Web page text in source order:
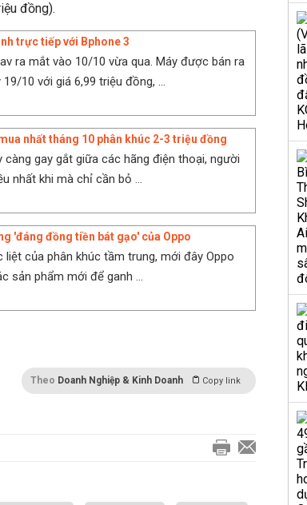
đồng).
trực tiếp với Bphone 3
ra mắt vào 10/10 vừa qua. Máy được bán ra
10 với giá 6,99 triệu đồng, ...
nhất tháng 10 phân khúc 2-3 triệu đồng
gay gắt giữa các hãng điện thoại, người
nhất khi mà chỉ cần bỏ ...
'đáng đồng tiền bát gạo' của Oppo
của phân khúc tầm trung, mới đây Oppo
sản phẩm mới để ganh ...
Theo Doanh Nghiệp & Kinh Doanh Copy link